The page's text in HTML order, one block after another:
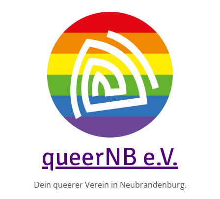
queerNB e.V.
Dein queerer Verein in Neubrandenburg.